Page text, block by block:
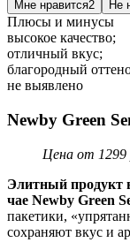
Мне нравится2 Не
Плюсы и минусы
высокое качество;
отличный вкус;
благородный
не выявлено
Newby Green
Цена от 1299
Элитный продукт
чае Newby Green
пакетики,
сохраняют вкус и